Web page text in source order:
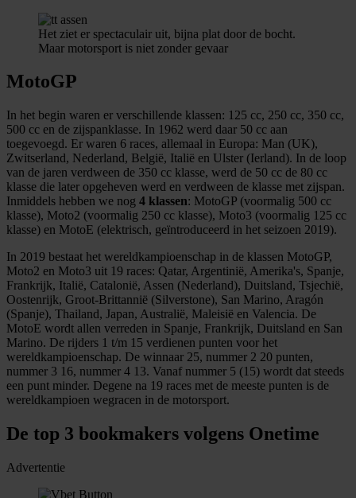
Het ziet er spectaculair uit, bijna plat door de bocht.
Maar motorsport is niet zonder gevaar
MotoGP
In het begin waren er verschillende klassen: 125 cc, 250 cc, 350 cc,
500 cc en de zijspanklasse. In 1962 werd daar 50 cc aan
toegevoegd. Er waren 6 races, allemaal in Europa: Man (UK),
Zwitserland, Nederland, België, Italië en Ulster (Ierland). In de loop
van de jaren verdween de 350 cc klasse, werd de 50 cc de 80 cc
klasse die later opgeheven werd en verdween de klasse met zijspan.
Inmiddels hebben we nog 4 klassen: MotoGP (voormalig 500 cc
klasse), Moto2 (voormalig 250 cc klasse), Moto3 (voormalig 125 cc
klasse) en MotoE (elektrisch, geïntroduceerd in het seizoen 2019).
In 2019 bestaat het wereldkampioenschap in de klassen MotoGP,
Moto2 en Moto3 uit 19 races: Qatar, Argentinië, Amerika's, Spanje,
Frankrijk, Italië, Catalonië, Assen (Nederland), Duitsland, Tsjechië,
Oostenrijk, Groot-Brittannië (Silverstone), San Marino, Aragón
(Spanje), Thailand, Japan, Australië, Maleisië en Valencia. De
MotoE wordt allen verreden in Spanje, Frankrijk, Duitsland en San
Marino. De rijders 1 t/m 15 verdienen punten voor het
wereldkampioenschap. De winnaar 25, nummer 2 20 punten,
nummer 3 16, nummer 4 13. Vanaf nummer 5 (15) wordt dat steeds
een punt minder. Degene na 19 races met de meeste punten is de
wereldkampioen wegracen in de motorsport.
De top 3 bookmakers volgens Onetime
Advertentie